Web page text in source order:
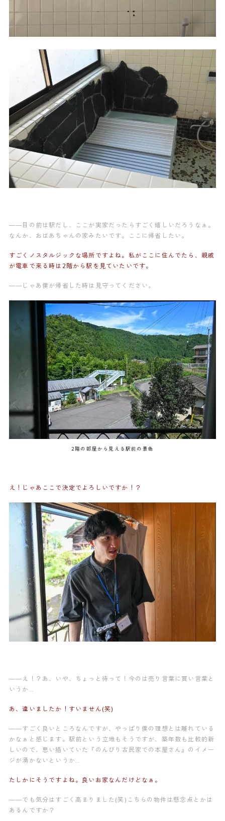
——目の前は駅だし、ここが実家だったらすごく嬉しいだろうなぁ。
なんか、おばあちゃんの家みたいです。ここに帰省したい。
すごくノスタルジックな場所ですよね。私がここに住んでたら、親戚
が電車で来る時は2階から駅を見ていたいです。
——じゃあ僕が帰省した時は見守ってください。
2階の部屋から見える駅前の景色
え！じゃあここで決定でよろしいですか！？
——え！？あ、いや、ちょっと待って！今のは売り言葉に買い言葉と
いうか…
あ、違いましたか！すいません(笑)
——すごく良いところなんですが、やっぱり僕の理想とは離れている
かなぁと感じます。駅前という立地もそうですが、築年数も比較的新
しいので、思い描いていた『のんびり古民家での本屋さん』のイメー
ジが湧かないというか…
たしかにそうですよね。良いお家なんだけどなぁ。
——でも気分はすごく高まりました(笑)こちらの物件は懸念点とかは
あるんですか？